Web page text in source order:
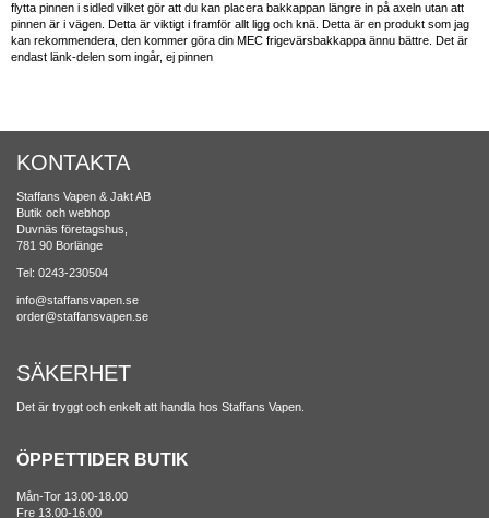
flytta pinnen i sidled vilket gör att du kan placera bakkappan längre in på axeln utan att
pinnen är i vägen. Detta är viktigt i framför allt ligg och knä. Detta är en produkt som jag
kan rekommendera, den kommer göra din MEC frigevärsbakkappa ännu bättre. Det är
endast länk-delen som ingår, ej pinnen
KONTAKTA
Staffans Vapen & Jakt AB
Butik och webhop
Duvnäs företagshus,
781 90 Borlänge
Tel: 0243-230504
info@staffansvapen.se
order@staffansvapen.se
SÄKERHET
Det är tryggt och enkelt att handla hos Staffans Vapen.
ÖPPETTIDER BUTIK
Mån-Tor 13.00-18.00
Fre 13.00-16.00